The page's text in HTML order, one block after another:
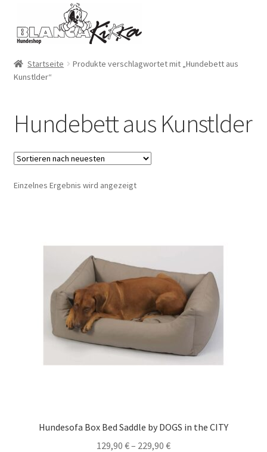
Navigation
springen
Inhalt
springen
Startseite
Produkte verschlagwortet mit „Hundebett aus
Kunstlder“
Hundebett aus Kunstlder
Einzelnes Ergebnis wird angezeigt
Hundesofa Box Bed Saddle by DOGS in the CITY
129,90 €– 229,90 €